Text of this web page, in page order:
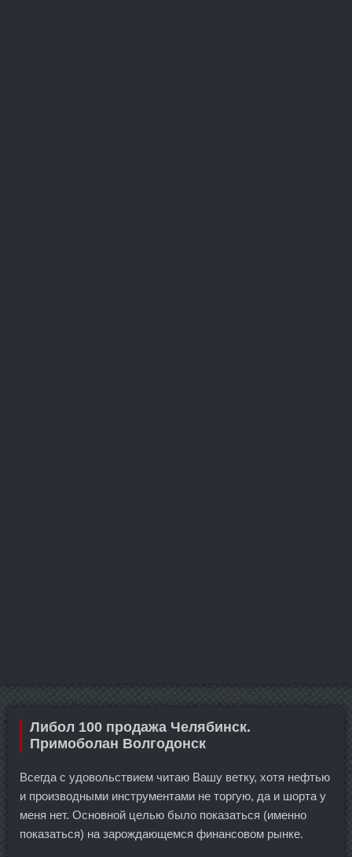
Либол 100 продажа Челябинск.
Примоболан Волгодонск
Всегда с удовольствием читаю Вашу ветку, хотя нефтью
и производными инструментами не торгую, да и шорта у
меня нет. Основной целью было показаться (именно
показаться) на зарождающемся финансовом рынке.